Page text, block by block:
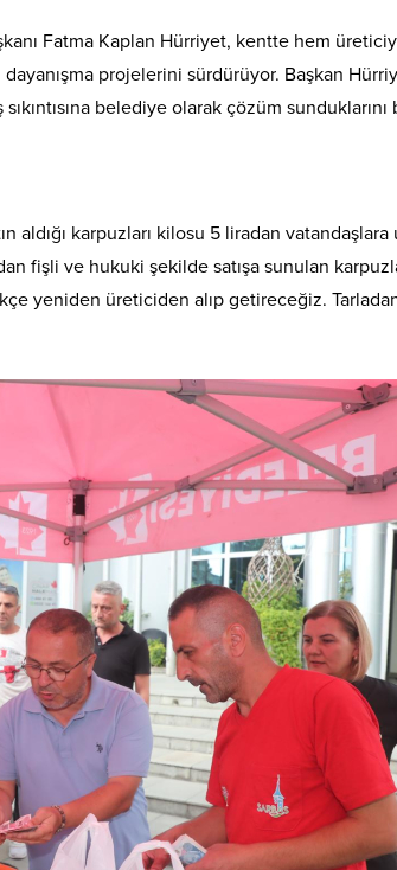
Fatma Kaplan Hürriyet, kentte hem
projelerini sürdürüyor. Başkan
belediye olarak çözüm
karpuzları kilosu 5 liradan vatandaşlara
fişli ve hukuki şekilde satışa sunulan
yeniden üreticiden alıp getireceğiz.